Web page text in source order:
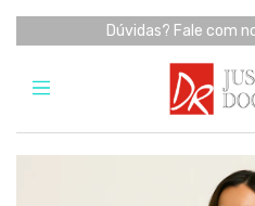
Dúvidas? Fale com